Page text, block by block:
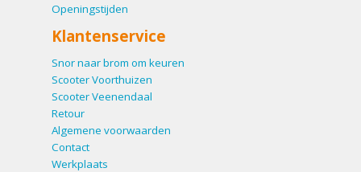
Openingstijden
Klantenservice
Snor naar brom om keuren
Scooter Voorthuizen
Scooter Veenendaal
Retour
Algemene voorwaarden
Contact
Werkplaats